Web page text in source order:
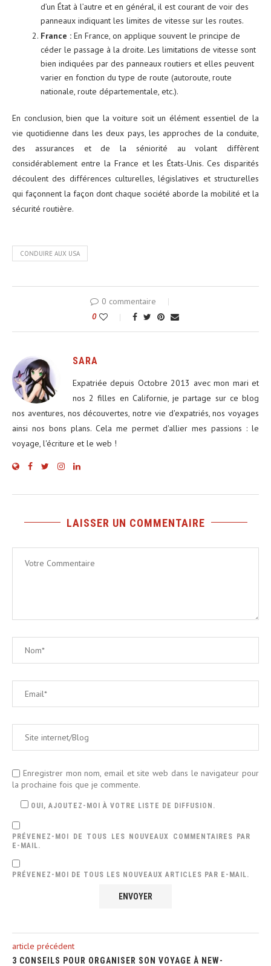
d’un État à l’autre et en général, il est courant de voir des
panneaux indiquant les limites de vitesse sur les routes.
France : En France, on applique souvent le principe de
céder le passage à la droite. Les limitations de vitesse sont
bien indiquées par des panneaux routiers et elles peuvent
varier en fonction du type de route (autoroute, route
nationale, route départementale, etc.).
En conclusion, bien que la voiture soit un élément essentiel de la
vie quotidienne dans les deux pays, les approches de la conduite,
des assurances et de la séniorité au volant diffèrent
considérablement entre la France et les États-Unis. Ces disparités
découlent des différences culturelles, législatives et structurelles
qui façonnent la façon dont chaque société aborde la mobilité et la
sécurité routière.
CONDUIRE AUX USA
0 commentaire
0
SARA
Expatriée depuis Octobre 2013 avec mon mari et
nos 2 filles en Californie, je partage sur ce blog
nos aventures, nos découvertes, notre vie d'expatriés, nos voyages
ainsi nos bons plans. Cela me permet d'allier mes passions : le
voyage, l'écriture et le web !
LAISSER UN COMMENTAIRE
Enregistrer mon nom, email et site web dans le navigateur pour
la prochaine fois que je commente.
OUI, AJOUTEZ-MOI À VOTRE LISTE DE DIFFUSION.
PRÉVENEZ-MOI DE TOUS LES NOUVEAUX COMMENTAIRES PAR
E-MAIL.
PRÉVENEZ-MOI DE TOUS LES NOUVEAUX ARTICLES PAR E-MAIL.
article précédent
3 CONSEILS POUR ORGANISER SON VOYAGE À NEW-